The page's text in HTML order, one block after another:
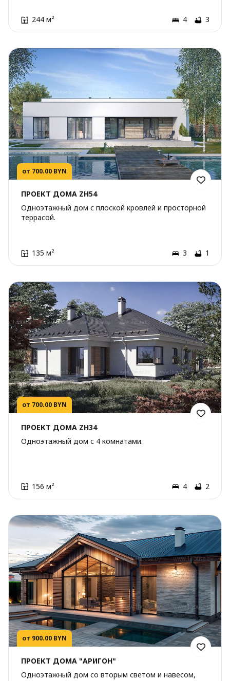
244 м² 4 3
от 700.00 BYN
ПРОЕКТ ДОМА ZH54
Одноэтажный дом с плоской кровлей и просторной
террасой.
135 м² 3 1
от 700.00 BYN
ПРОЕКТ ДОМА ZH34
Одноэтажный дом с 4 комнатами.
156 м² 4 2
от 900.00 BYN
ПРОЕКТ ДОМА "АРИГОН"
Одноэтажный дом со вторым светом и навесом,